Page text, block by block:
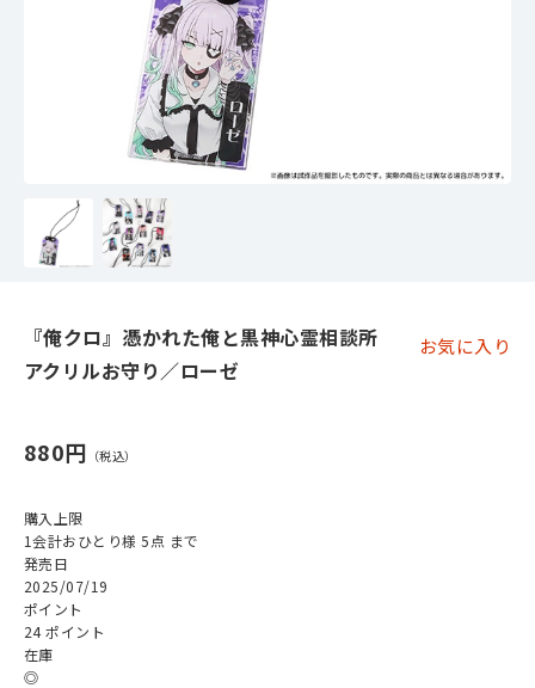
『俺クロ』憑かれた俺と黒神心霊相談所
アクリルお守り／ローゼ
お気に入り
880円
購入上限
1会計おひとり様 5点 まで
発売日
2025/07/19
ポイント
24 ポイント
在庫
◎